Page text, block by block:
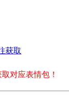
获取
对应表情包！